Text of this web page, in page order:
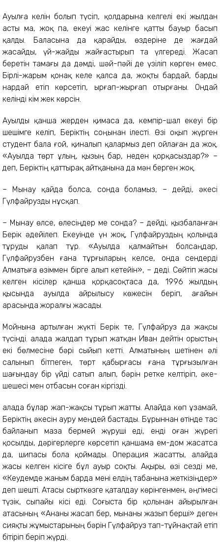
Ауылға келін болып түсіп, қолдарына келгелі екі жылдан
асты ма, жоқ па, екеуі жас келінге қатты бауыр басып
қалды. Баласына да қарайды, өздеріне де жағдай
жасайды, үй-жайды жайғастырып та үлгереді. Жасап
беретін тамағы да дәмді, шәй-пәйі де үзіліп көрген емес.
Бірлі-жарым қонақ келе қалса да, жоқты бардай, барды
нардай етіп көрсетіп, ырғап-жырғап отырғаны. Ондай
келінді кім жек көрсін.
Ауылды қанша жерден қимаса да, кемпір-шал екеуі бір
шешімге келіп, Беріктің соңынан ілесті. Өзі оқып жүрген
студент бала ғой, қиналып қалармыз деп ойлаған да жоқ.
«Ауылда төрт ұлың, қызың бар, неден қорқасыздар?» –
деп, Беріктің қаттырақ айтқанына да мән берген жоқ.
– Мынау қайда болса, сонда боламыз, – дейді, әкесі
Гүлфайрузды нұсқап.
– Мынау өлсе, өлесіңдер ме сонда? – дейді, қызбаланған
Берік әдейілеп. Екеуінде үн жоқ, Гүлфайруздың қолында
тұруды қалап тұр. «Ауылда қалмайтын болсаңдар,
Гүлфайрузбен ғана тұрғыларың келсе, онда сендерді
Алматыға өзіммен бірге алып кетейін», – деді. Сөйтіп жасы
келген кісілер қанша қорқасоқтаса да, 1996 жылдың
қысында ауылда айрылысу көжесін беріп, ағайын
арасында жоралғы жасады.
Мойнына артылған жүкті Берік те, Гүлфайруз да жақсы
түсінді. Қалада жалдап тұрып жатқан Иван дейтін орыстың
екі бөлмесіне бәрі сыйып кетті. Алматының шетінен әлі
салынып бітпеген, төрт қабырғасы ғана тұрғызылған
шағындау бір үйді сатып алып, бәрін ретке келтіріп, әке-
шешесі мен отбасын соған кіргізді.
Қалада бұлар жап-жақсы тұрып жатты. Алайда көп ұзамай,
Беріктің әкесін ауру меңдей бастады. Бұрыннан өтінде тас
байланып маза бермей жүруші еді, енді оған жүрегі
қосылды, дәрігерлерге көрсетіп қаншама ем-дом жасатса
да, шипасы бола қоймады. Операция жасатты, алайда
жасы келген кісіге бұл ауыр соқты. Ақыры, өзі сезді ме,
«Кеудемде жаным барда мені елдің табанына жеткізіңдер»
деп шешті. Атасы сырткөзге қаталдау көрінгенмен, әңгімесі
түзік, сыпайы кісі еді. Соғыста бір қолынан айырылған
атасының «Ананы жасап бер, мынаны жазып берші» деген
сияқты жұмыстарының бәрін Гүлфайруз тап-тұйнақтай етіп
бітіріп беріп жүрді.